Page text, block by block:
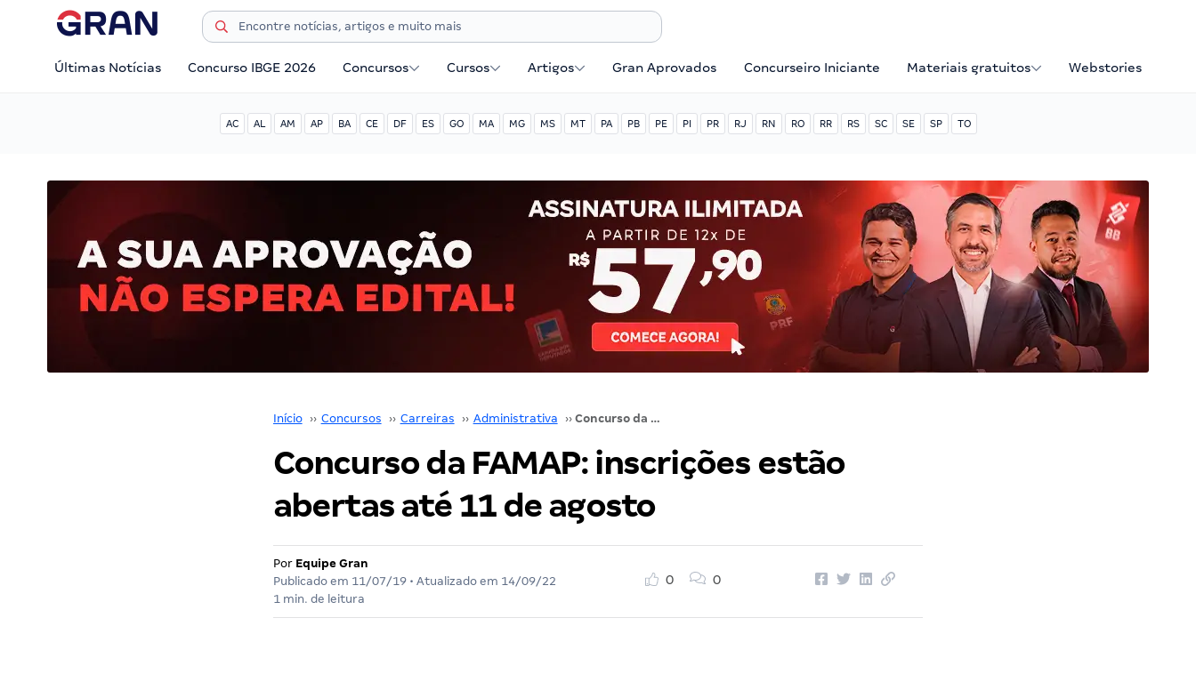
Últimas Notícias Concurso IBGE 2026 Concursos Cursos Artigos Gran Aprovados Concurseiro Iniciante Materiais gratuitos Webstories
AC AL AM AP BA CE DF ES GO MA MG MS MT PA PB PE PI PR RJ RN RO RR RS SC SE SP TO
Início ›› Concursos ›› Carreiras ›› Administrativa ›› Concurso da FAMAP: inscrições estão abertas até 11 de agosto
Concurso da FAMAP: inscrições estão
abertas até 11 de agosto
Por Equipe Gran
Publicado em 11/07/19• Atualizado em 14/09/22
1 min. de leitura
0 0